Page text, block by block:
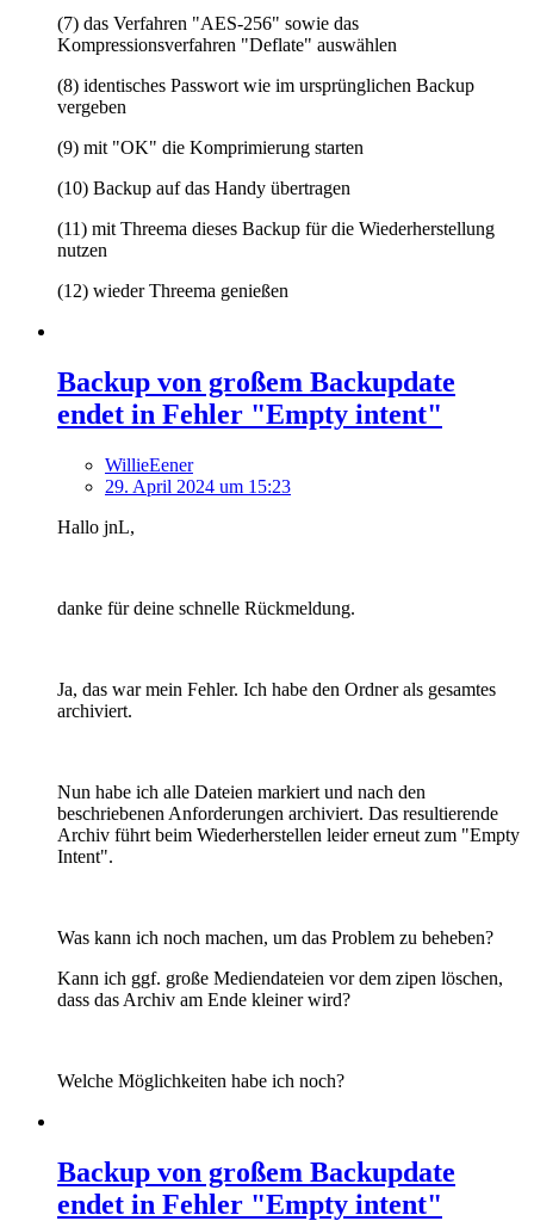
(7) das Verfahren "AES-256" sowie das
Kompressionsverfahren "Deflate" auswählen
(8) identisches Passwort wie im ursprünglichen Backup
vergeben
(9) mit "OK" die Komprimierung starten
(10) Backup auf das Handy übertragen
(11) mit Threema dieses Backup für die Wiederherstellung
nutzen
(12) wieder Threema genießen
Backup von großem Backupdate
endet in Fehler "Empty intent"
WillieEener
29. April 2024 um 15:23
Hallo jnL,
danke für deine schnelle Rückmeldung.
Ja, das war mein Fehler. Ich habe den Ordner als gesamtes
archiviert.
Nun habe ich alle Dateien markiert und nach den
beschriebenen Anforderungen archiviert. Das resultierende
Archiv führt beim Wiederherstellen leider erneut zum "Empty
Intent".
Was kann ich noch machen, um das Problem zu beheben?
Kann ich ggf. große Mediendateien vor dem zipen löschen,
dass das Archiv am Ende kleiner wird?
Welche Möglichkeiten habe ich noch?
Backup von großem Backupdate
endet in Fehler "Empty intent"